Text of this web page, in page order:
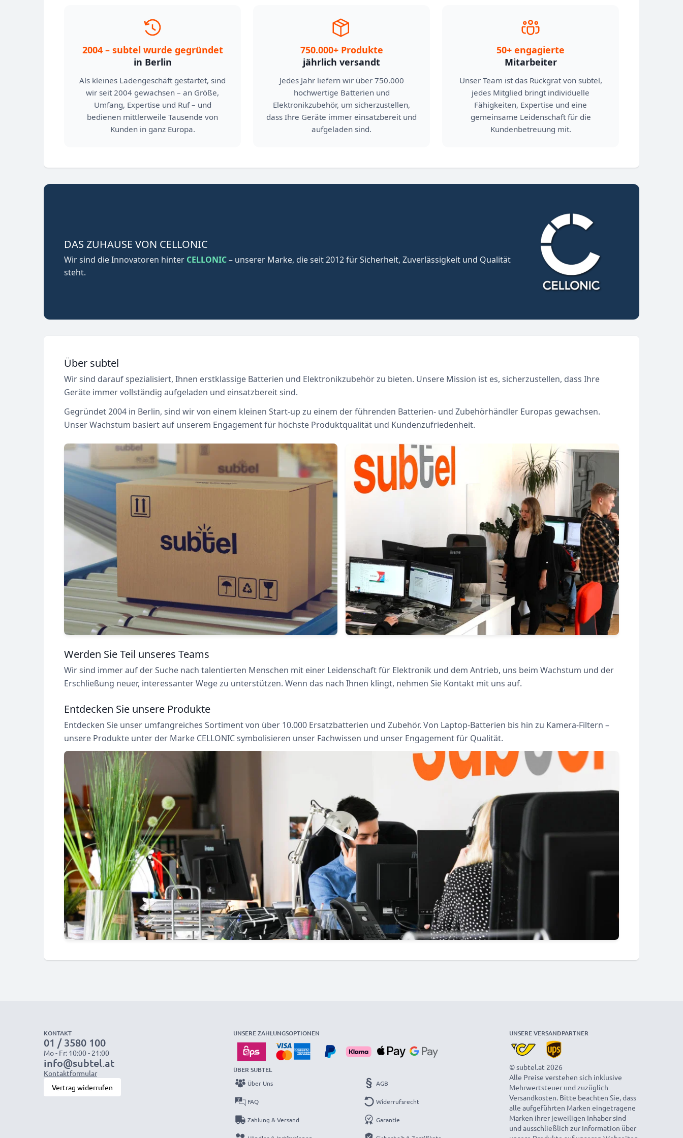
2004 – subtel wurde gegründet
in Berlin
Als kleines Ladengeschäft gestartet, sind
wir seit 2004 gewachsen – an Größe,
Umfang, Expertise und Ruf – und
bedienen mittlerweile Tausende von
Kunden in ganz Europa.
750.000+ Produkte
jährlich versandt
Jedes Jahr liefern wir über 750.000
hochwertige Batterien und
Elektronikzubehör, um sicherzustellen,
dass Ihre Geräte immer einsatzbereit und
aufgeladen sind.
50+ engagierte
Mitarbeiter
Unser Team ist das Rückgrat von subtel,
jedes Mitglied bringt individuelle
Fähigkeiten, Expertise und eine
gemeinsame Leidenschaft für die
Kundenbetreuung mit.
DAS ZUHAUSE VON CELLONIC
Wir sind die Innovatoren hinter CELLONIC– unserer Marke, die seit 2012 für Sicherheit, Zuverlässigkeit und Qualität
steht.
Über subtel
Wir sind darauf spezialisiert, Ihnen erstklassige Batterien und Elektronikzubehör zu bieten. Unsere Mission ist es, sicherzustellen, dass Ihre
Geräte immer vollständig aufgeladen und einsatzbereit sind.
Gegründet 2004 in Berlin, sind wir von einem kleinen Start-up zu einem der führenden Batterien- und Zubehörhändler Europas gewachsen.
Unser Wachstum basiert auf unserem Engagement für höchste Produktqualität und Kundenzufriedenheit.
Werden Sie Teil unseres Teams
Wir sind immer auf der Suche nach talentierten Menschen mit einer Leidenschaft für Elektronik und dem Antrieb, uns beim Wachstum und der
Erschließung neuer, interessanter Wege zu unterstützen. Wenn das nach Ihnen klingt, nehmen Sie Kontakt mit uns auf.
Entdecken Sie unsere Produkte
Entdecken Sie unser umfangreiches Sortiment von über 10.000 Ersatzbatterien und Zubehör. Von Laptop-Batterien bis hin zu Kamera-Filtern –
unsere Produkte unter der Marke CELLONIC symbolisieren unser Fachwissen und unser Engagement für Qualität.
KONTAKT
01 / 3580 100
Mo - Fr: 10:00 - 21:00
info@subtel.at
Kontaktformular
Vertrag widerrufen
UNSERE ZAHLUNGSOPTIONEN
ÜBER SUBTEL
Über Uns
FAQ
Zahlung & Versand
AGB
Widerrufsrecht
Garantie
UNSERE VERSANDPARTNER
© subtel.at 2026
Alle Preise verstehen sich inklusive
Mehrwertsteuer und zuzüglich
Versandkosten. Bitte beachten Sie, dass
alle aufgeführten Marken eingetragene
Marken ihrer jeweiligen Inhaber sind
und ausschließlich zur Information über